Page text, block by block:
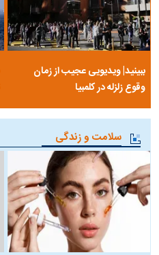
ببینید| ویدیویی عجیب از زمان
وقوع زلزله در کلمبیا
سلامت و زندگی